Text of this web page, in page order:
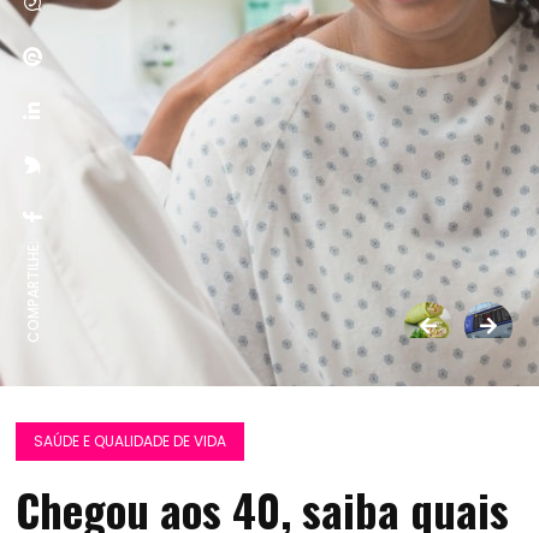
COMPARTILHE:
SAÚDE E QUALIDADE DE VIDA
Chegou aos 40, saiba quais